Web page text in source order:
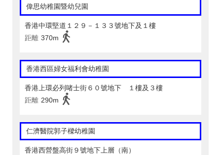
偉思幼稚園暨幼兒園
香港中環堅道１２９－１３３號地下及１樓
距離 370m
香港西區婦女福利會幼稚園
香港上環必列啫士街６０號地下 １樓及３樓
距離 290m
仁濟醫院郭子樑幼稚園
香港西營盤高街９號地下上層（南）